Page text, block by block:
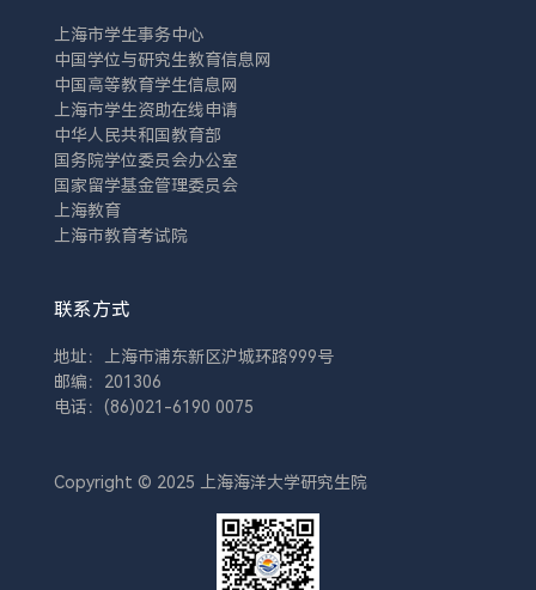
上海市学生事务中心
中国学位与研究生教育信息网
中国高等教育学生信息网
上海市学生资助在线申请
中华人民共和国教育部
国务院学位委员会办公室
国家留学基金管理委员会
上海教育
上海市教育考试院
联系方式
地址：上海市浦东新区沪城环路999号
邮编：201306
电话：(86)021-6190 0075
Copyright © 2025 上海海洋大学研究生院